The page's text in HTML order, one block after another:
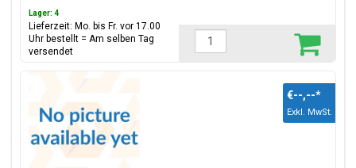
Lager: 4
Lieferzeit: Mo. bis Fr. vor 17.00
Uhr bestellt = Am selben Tag
versendet
€--,--*
Exkl. MwSt.